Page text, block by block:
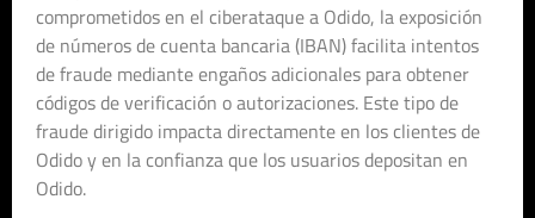
comprometidos en el ciberataque a Odido, la exposición
de números de cuenta bancaria (IBAN) facilita intentos
de fraude mediante engaños adicionales para obtener
códigos de verificación o autorizaciones. Este tipo de
fraude dirigido impacta directamente en los clientes de
Odido y en la confianza que los usuarios depositan en
Odido.